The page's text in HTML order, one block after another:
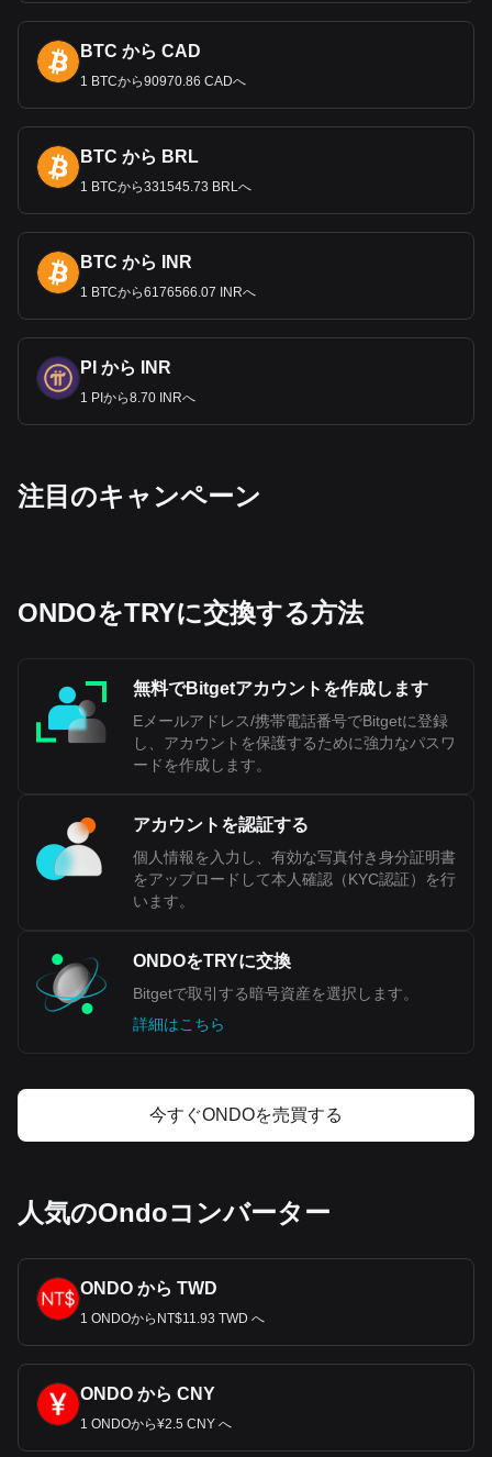
BTC から CAD
1 BTCから90970.86 CADへ
BTC から BRL
1 BTCから331545.73 BRLへ
BTC から INR
1 BTCから6176566.07 INRへ
PI から INR
1 PIから8.70 INRへ
‌注目のキャンペーン
ONDOをTRYに交換する方法
無料でBitgetアカウントを作成します
Eメールアドレス/携帯電話番号でBitgetに登録
し、アカウントを保護するために強力なパスワ
ードを作成します。
アカウントを認証する
個人情報を入力し、有効な写真付き身分証明書
をアップロードして本人確認（KYC認証）を行
います。
ONDOをTRYに交換
Bitgetで取引する暗号資産を選択します。
詳細はこちら
今すぐONDOを売買する
人気のOndoコンバーター
ONDO から TWD
1 ONDOからNT$11.93 TWD へ
ONDO から CNY
1 ONDOから¥2.5 CNY へ